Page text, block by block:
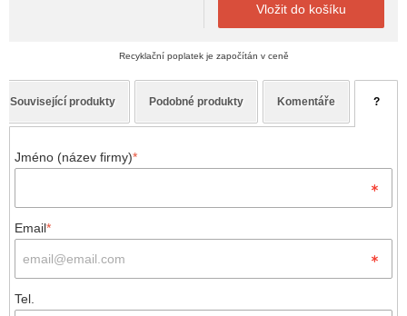
Vložit do košíku
Recyklační poplatek je započítán v ceně
Související produkty Podobné produkty Komentáře ?
Jméno (název firmy)*
Email*
Tel.